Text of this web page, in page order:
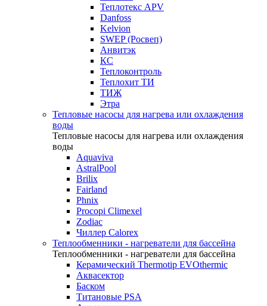
Теплотекс APV
Danfoss
Kelvion
SWEP (Росвеп)
Анвитэк
КС
Теплоконтроль
Теплохит ТИ
ТИЖ
Этра
Тепловые насосы для нагрева или охлаждения
воды
Тепловые насосы для нагрева или охлаждения
воды
Aquaviva
AstralPool
Brilix
Fairland
Phnix
Procopi Climexel
Zodiac
Чиллер Calorex
Теплообменники - нагреватели для бассейна
Теплообменники - нагреватели для бассейна
Керамический Thermotip EVOthermic
Аквасектор
Баском
Титановые PSA